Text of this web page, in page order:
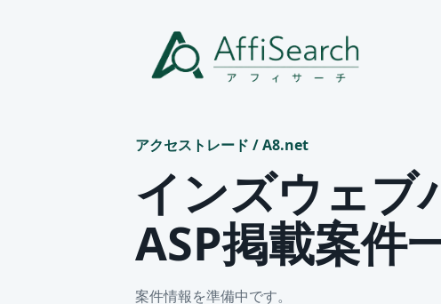
アクセストレード /A8.net
インズウェブ
ASP掲載案件
案件情報を準備中です。